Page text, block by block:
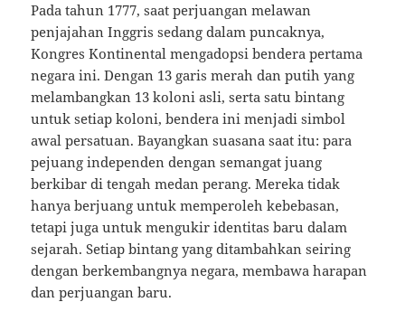
Pada tahun 1777, saat perjuangan melawan
penjajahan Inggris sedang dalam puncaknya,
Kongres Kontinental mengadopsi bendera pertama
negara ini. Dengan 13 garis merah dan putih yang
melambangkan 13 koloni asli, serta satu bintang
untuk setiap koloni, bendera ini menjadi simbol
awal persatuan. Bayangkan suasana saat itu: para
pejuang independen dengan semangat juang
berkibar di tengah medan perang. Mereka tidak
hanya berjuang untuk memperoleh kebebasan,
tetapi juga untuk mengukir identitas baru dalam
sejarah. Setiap bintang yang ditambahkan seiring
dengan berkembangnya negara, membawa harapan
dan perjuangan baru.